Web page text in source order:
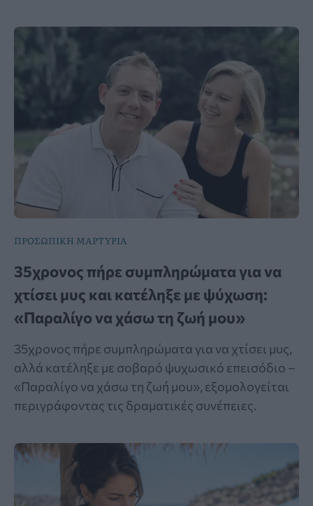
ΠΡΟΣΩΠΙΚΗ ΜΑΡΤΥΡΙΑ
35χρονος πήρε συμπληρώματα για να
χτίσει μυς και κατέληξε με ψύχωση:
«Παραλίγο να χάσω τη ζωή μου»
35χρονος πήρε συμπληρώματα για να χτίσει μυς,
αλλά κατέληξε με σοβαρό ψυχωσικό επεισόδιο –
«Παραλίγο να χάσω τη ζωή μου», εξομολογείται
περιγράφοντας τις δραματικές συνέπειες.